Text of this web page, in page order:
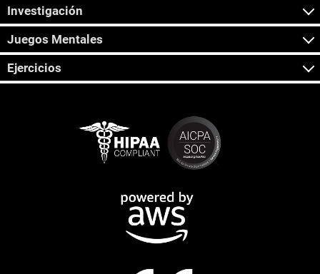
Investigación
Juegos Mentales
Ejercicios